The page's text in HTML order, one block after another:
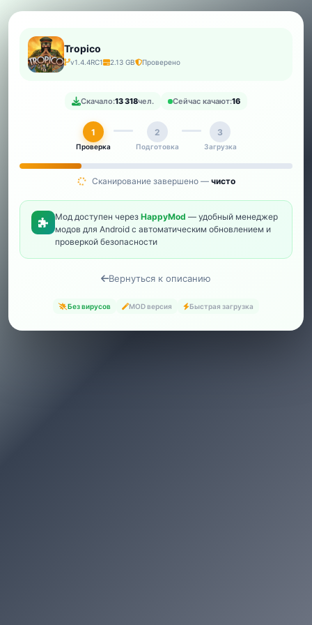
Tropico
v1.4.4RC1 2.13 GB Проверено
Скачало:13 318чел. Сейчас качают:16
1
Проверка
2
Подготовка
3
Загрузка
Сканирование завершено — чисто
Мод доступен через HappyMod — удобный менеджер
модов для Android с автоматическим обновлением и
проверкой безопасности
Вернуться к описанию
Без вирусов MOD версия Быстрая загрузка